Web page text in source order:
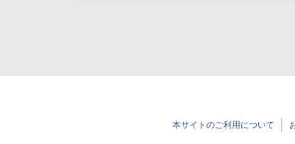
本サイトのご利用について